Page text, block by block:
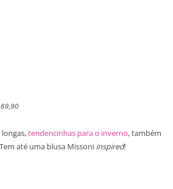
longas,tendencinhas para o inverno, também
até uma blusa Missoni inspired!